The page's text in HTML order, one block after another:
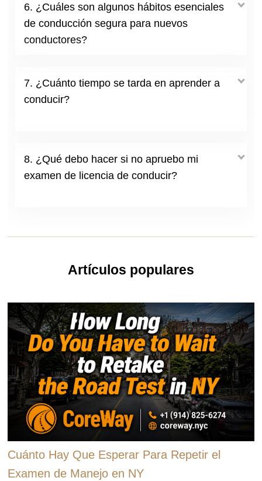
6. ¿Cuáles son algunos hábitos esenciales
de conducción segura para nuevos
conductores?
7. ¿Cuánto tiempo se tarda en aprender a
conducir?
8. ¿Qué debo hacer si no apruebo mi
examen de licencia de conducir?
Artículos populares
Cuánto Hay Que Esperar Para Repetir el
Examen de Manejo en NY